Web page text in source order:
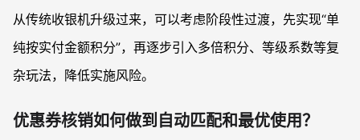
从传统收银机升级过来，可以考虑阶段性过渡，先实现“单
纯按实付金额积分”，再逐步引入多倍积分、等级系数等复
杂玩法，降低实施风险。
优惠券核销如何做到自动匹配和最优使用？